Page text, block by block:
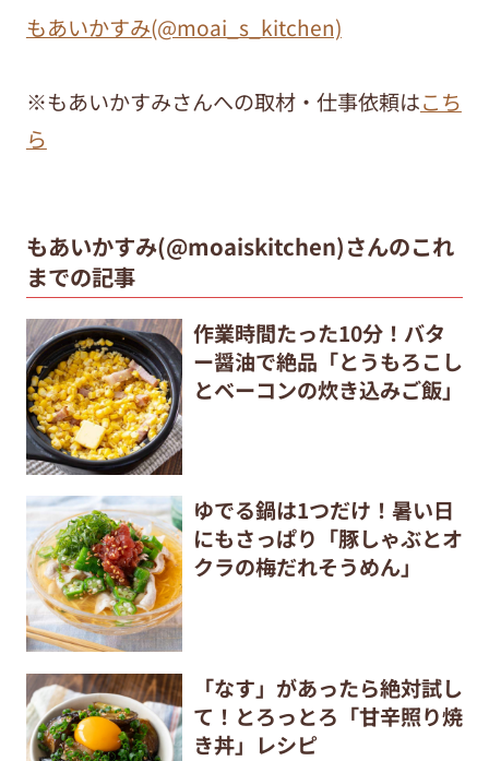
もあいかすみ(@moai_s_kitchen)
※もあいかすみさんへの取材・仕事依頼はこち
ら
もあいかすみ(@moaiskitchen)さんのこれ
までの記事
作業時間たった10分！バタ
ー醤油で絶品「とうもろこし
とベーコンの炊き込みご飯」
ゆでる鍋は1つだけ！暑い日
にもさっぱり「豚しゃぶとオ
クラの梅だれそうめん」
「なす」があったら絶対試し
て！とろっとろ「甘辛照り焼
き丼」レシピ